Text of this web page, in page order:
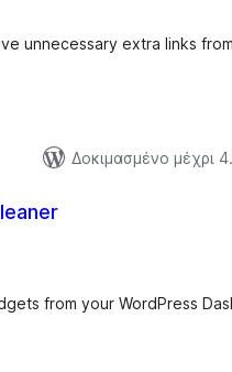
unnecessary extra links
Δοκιμασμένο μέχρι
from your WordPress